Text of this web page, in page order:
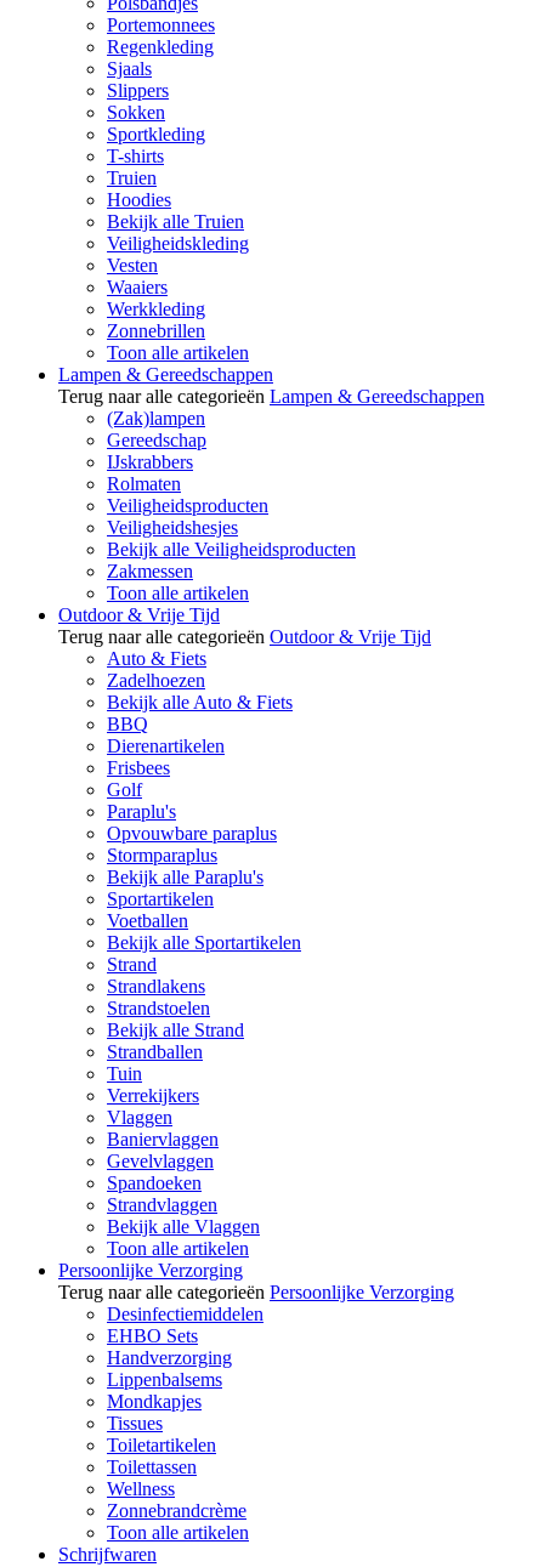
Portemonnees
Regenkleding
Sjaals
Slippers
Sokken
Sportkleding
T-shirts
Truien
Hoodies
Bekijk alle Truien
Veiligheidskleding
Vesten
Waaiers
Werkkleding
Zonnebrillen
Toon alle artikelen
Lampen & Gereedschappen
Terug naar alle categorieën Lampen & Gereedschappen
(Zak)lampen
Gereedschap
IJskrabbers
Rolmaten
Veiligheidsproducten
Veiligheidshesjes
Bekijk alle Veiligheidsproducten
Zakmessen
Toon alle artikelen
Outdoor & Vrije Tijd
Terug naar alle categorieën Outdoor & Vrije Tijd
Auto & Fiets
Zadelhoezen
Bekijk alle Auto & Fiets
BBQ
Dierenartikelen
Frisbees
Golf
Paraplu's
Opvouwbare paraplus
Stormparaplus
Bekijk alle Paraplu's
Sportartikelen
Voetballen
Bekijk alle Sportartikelen
Strand
Strandlakens
Strandstoelen
Bekijk alle Strand
Strandballen
Tuin
Verrekijkers
Vlaggen
Baniervlaggen
Gevelvlaggen
Spandoeken
Strandvlaggen
Bekijk alle Vlaggen
Toon alle artikelen
Persoonlijke Verzorging
Terug naar alle categorieën Persoonlijke Verzorging
Desinfectiemiddelen
EHBO Sets
Handverzorging
Lippenbalsems
Mondkapjes
Tissues
Toiletartikelen
Toilettassen
Wellness
Zonnebrandcrème
Toon alle artikelen
Schrijfwaren